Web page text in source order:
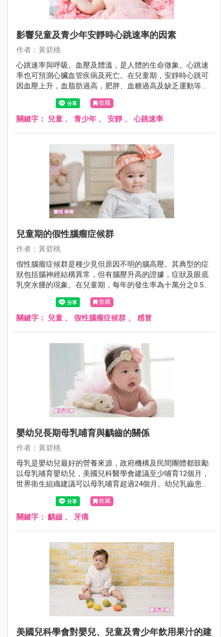
影響兒童及青少年安靜時心跳速率的因素
作者：黃碧桃
心跳速率與呼吸、血壓及體溫，是人體的生命徵象。心跳速
率也可預測心臟血管疾病及死亡。在兒童期，安靜時心跳可
因血壓上升，血脂肪過高，肥胖、血糖過高及缺乏運動等因
素而加快，男女童安靜時心跳速率不同，且隨年齡成長而漸
收藏
關鍵字： 兒童 、 青少年 、 安靜 、心跳速率
兒童期的假性腦瘤症候群
作者：黃碧桃
假性腦瘤症候群是種少見但原因不明的腦高壓。其典型的症
狀包括腦神經結構異常，但有腦壓升高的證據，症狀及眼底
乳突水腫的現象。在兒童期，每年的發生率為十萬分之0.5～
收藏
關鍵字： 兒童 、 假性腦瘤症候群 、 感冒
嬰幼兒長期母乳哺育與齲齒的關係
作者：黃碧桃
母乳是嬰幼兒最好的營養來源，政府機構及民間團體都鼓勵
以母乳哺育嬰幼兒，美國兒科醫學會建議至少哺育12個月，
世界衛生組織建議可以母乳哺育超過24個月。幼兒乳齒患齲
齒的機率是9%，常會引起牙痛，並影響兒童及其家長日常生
活。但以母乳哺育與齲齒的關係，值得研究。
收藏
關鍵字： 齲齒 、 牙痛
美國兒科學會對嬰兒、兒童及青少年飲用果汁的建